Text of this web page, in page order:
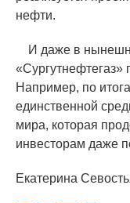
нефти.
И даже в
«Сургутнефтегаз»
Например, по
единственной
мира, которая
инвесторам даже
Екатерина